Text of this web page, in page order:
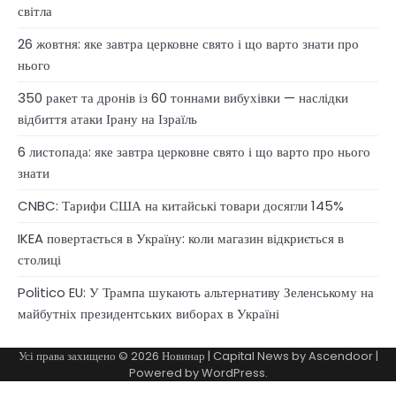
світла
26 жовтня: яке завтра церковне свято і що варто знати про
нього
350 ракет та дронів із 60 тоннами вибухівки — наслідки
відбиття атаки Ірану на Ізраїль
6 листопада: яке завтра церковне свято і що варто про нього
знати
CNBC: Тарифи США на китайські товари досягли 145%
IKEA повертається в Україну: коли магазин відкриється в
столиці
Politico EU: У Трампа шукають альтернативу Зеленському на
майбутніх президентських виборах в Україні
Усі права захищено © 2026 Новинар | Capital News byAscendoor|
Powered byWordPress.